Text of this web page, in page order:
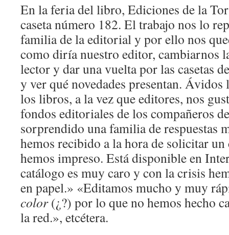
En la feria del libro, Ediciones de la
caseta número 182. El trabajo nos lo
familia de la editorial y por ello nos
como diría nuestro editor, cambiarnos
lector y dar una vuelta por las casetas
y ver qué novedades presentan. Ávidos
los libros, a la vez que editores, nos
fondos editoriales de los compañeros
sorprendido una familia de respuestas
hemos recibido a la hora de solicitar
hemos impreso. Está disponible en
catálogo es muy caro y con la crisis
en papel.» «Editamos mucho y muy
color(¿?) por lo que no hemos hecho
la red.», etcétera.